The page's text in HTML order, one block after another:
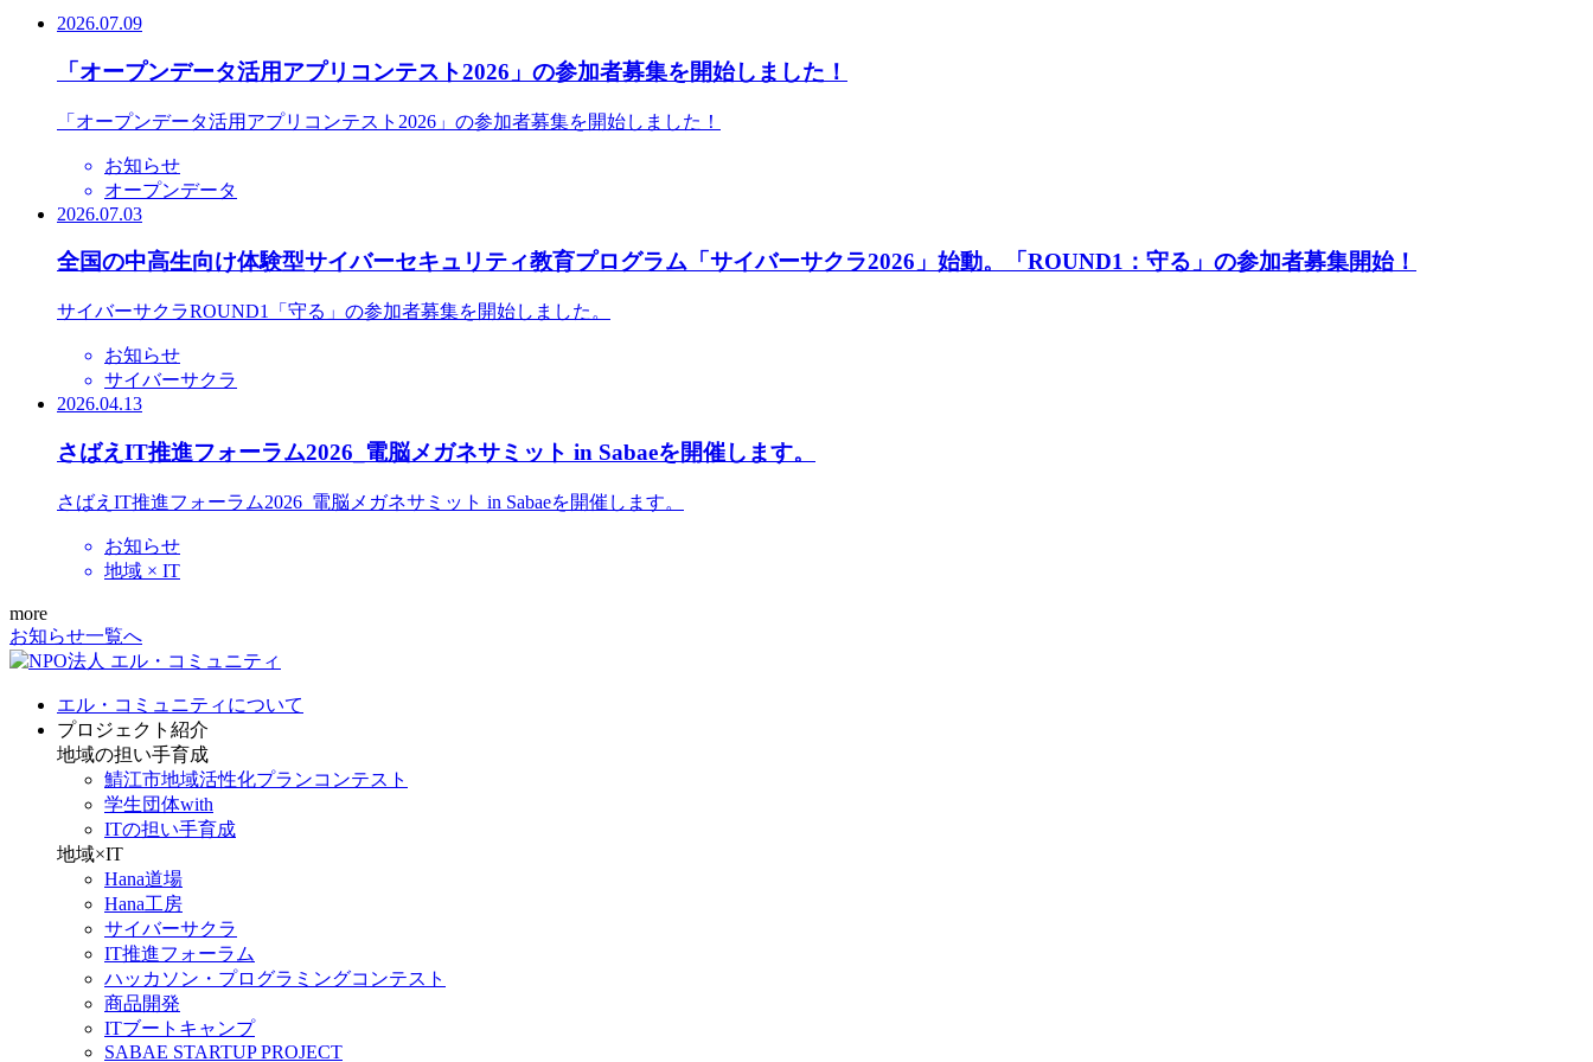
2026.07.09
「オープンデータ活用アプリコンテスト2026」の参加者募集を開始しました！
「オープンデータ活用アプリコンテスト2026」の参加者募集を開始しました！
お知らせ
オープンデータ
2026.07.03
全国の中高生向け体験型サイバーセキュリティ教育プログラム「サイバーサクラ2026」始動。「ROUND1：守る」の参加者募集開始！
サイバーサクラROUND1「守る」の参加者募集を開始しました。
お知らせ
サイバーサクラ
2026.04.13
さばえIT推進フォーラム2026_電脳メガネサミット in Sabaeを開催します。
さばえIT推進フォーラム2026_電脳メガネサミット in Sabaeを開催します。
お知らせ
地域 × IT
more
お知らせ一覧へ
エル・コミュニティについて
プロジェクト紹介
地域の担い手育成
鯖江市地域活性化プランコンテスト
学生団体with
ITの担い手育成
地域×IT
Hana道場
Hana工房
サイバーサクラ
IT推進フォーラム
ハッカソン・プログラミングコンテスト
商品開発
ITブートキャンプ
SABAE STARTUP PROJECT